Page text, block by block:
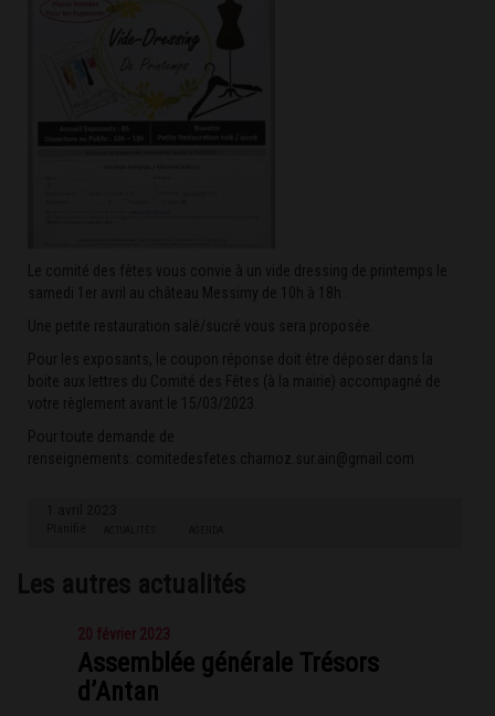
Le comité des fêtes vous convie à un vide dressing de printemps le
samedi 1er avril au château Messimy de 10h à 18h .
Une petite restauration salé/sucré vous sera proposée.
Pour les exposants, le coupon réponse doit être déposer dans la
boite aux lettres du Comité des Fêtes (à la mairie) accompagné de
votre règlement avant le 15/03/2023.
Pour toute demande de
renseignements: comitedesfetes.charnoz.sur.ain@gmail.com
Les autres actualités
20 février 2023
Assemblée générale Trésors
d’Antan